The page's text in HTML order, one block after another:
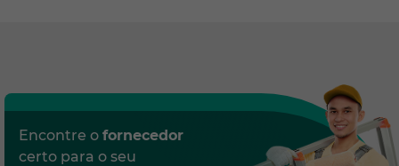
Encontre o fornecedor
certo para o seu